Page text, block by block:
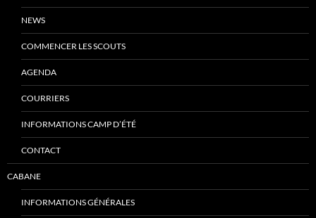
NEWS
COMMENCER LES SCOUTS
AGENDA
COURRIERS
INFORMATIONS CAMP D’ÉTÉ
CONTACT
CABANE
INFORMATIONS GÉNÉRALES